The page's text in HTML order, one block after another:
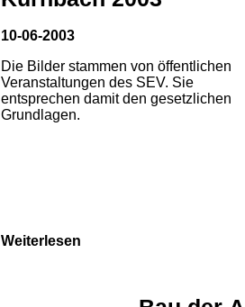
10-06-2003
Die Bilder stammen von öffentlichen
Veranstaltungen des SEV. Sie
entsprechen damit den gesetzlichen
Grundlagen.
Weiterlesen